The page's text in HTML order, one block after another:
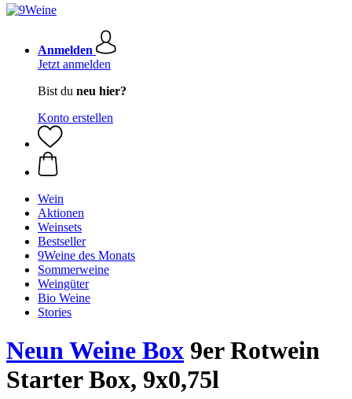
Anmelden
Jetzt anmelden
Bist du neu hier?
Konto erstellen
Wein
Aktionen
Weinsets
Bestseller
9Weine des Monats
Sommerweine
Weingüter
Bio Weine
Stories
Neun Weine Box 9er Rotwein
Starter Box, 9x0,75l